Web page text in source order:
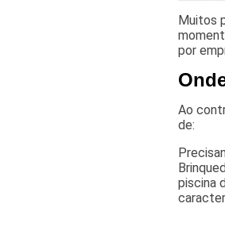
Muitos
por
Ao
de:
piscina